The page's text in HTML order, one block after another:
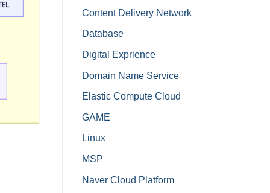
Content Delivery Network
Database
Digital Exprience
Domain Name Service
Elastic Compute Cloud
GAME
Linux
MSP
Naver Cloud Platform